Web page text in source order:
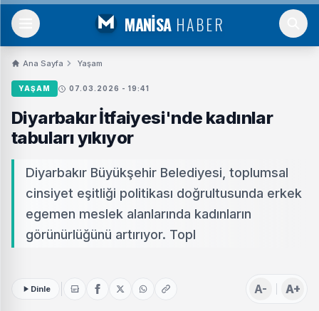
MANİSA HABER
Ana Sayfa Yaşam
YAŞAM 07.03.2026 - 19:41
Diyarbakır İtfaiyesi'nde kadınlar
tabuları yıkıyor
Diyarbakır Büyükşehir Belediyesi, toplumsal
cinsiyet eşitliği politikası doğrultusunda erkek
egemen meslek alanlarında kadınların
görünürlüğünü artırıyor. Topl
Dinle A- A+